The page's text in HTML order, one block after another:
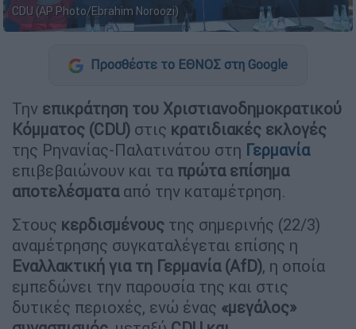
CDU (AP Photo/Ebrahim Noroozi)
Προσθέστε το ΕΘΝΟΣ στη Google
Την επικράτηση του Χριστιανοδημοκρατικού
Κόμματος (CDU) στις κρατιδιακές εκλογές
της Ρηνανίας-Παλατινάτου στη Γερμανία
επιβεβαιώνουν και τα πρώτα επίσημα
αποτελέσματααπό την καταμέτρηση.
Στους κερδισμένους της σημερινής (22/3)
αναμέτρησης συγκαταλέγεται επίσης η
Εναλλακτική για τη Γερμανία (AfD), η οποία
εμπεδώνει την παρουσία της και στις
δυτικές περιοχές, ενώ ένας «μεγάλος»